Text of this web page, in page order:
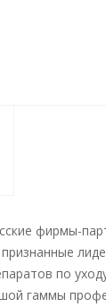
фирмы-
по
гаммы